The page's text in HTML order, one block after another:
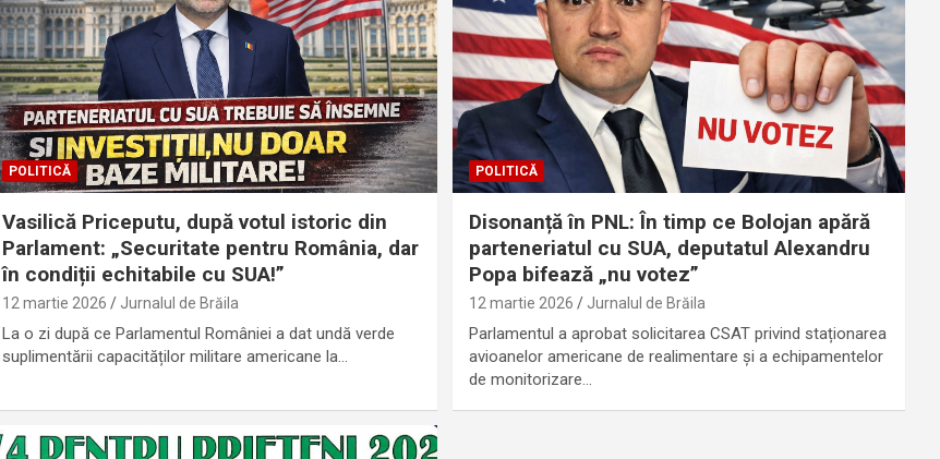
POLITICĂ
Vasilică Priceputu, după votul istoric din
Parlament: „Securitate pentru România, dar
în condiții echitabile cu SUA!”
12 martie 2026 Jurnalul de Brăila
La o zi după ce Parlamentul României a dat undă verde
suplimentării capacităților militare americane la…
POLITICĂ
Disonanță în PNL: În timp ce Bolojan apără
parteneriatul cu SUA, deputatul Alexandru
Popa bifează „nu votez”
12 martie 2026 Jurnalul de Brăila
Parlamentul a aprobat solicitarea CSAT privind staționarea
avioanelor americane de realimentare și a echipamentelor
de monitorizare…